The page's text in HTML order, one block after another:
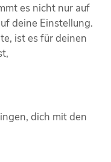
es nicht nur auf
deine Einstellung.
ist es für deinen
dich mit den